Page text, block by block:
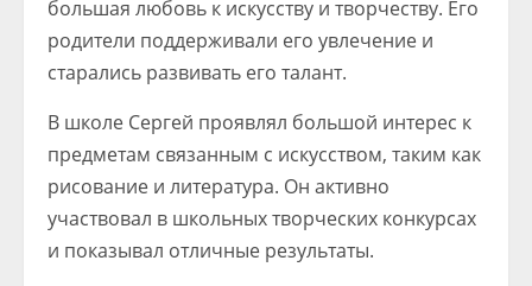
большая любовь к искусству и творчеству. Его
родители поддерживали его увлечение и
старались развивать его талант.
В школе Сергей проявлял большой интерес к
предметам связанным с искусством, таким как
рисование и литература. Он активно
участвовал в школьных творческих конкурсах
и показывал отличные результаты.